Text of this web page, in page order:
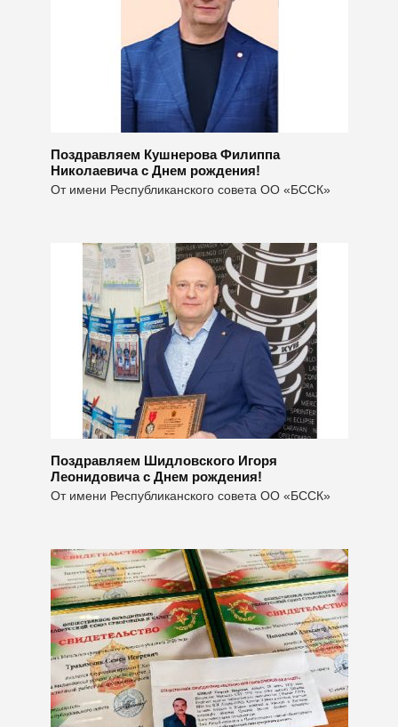
Поздравляем Кушнерова Филиппа
Николаевича с Днем рождения!
От имени Республиканского совета ОО «БССК»
Поздравляем Шидловского Игоря
Леонидовича с Днем рождения!
От имени Республиканского совета ОО «БССК»